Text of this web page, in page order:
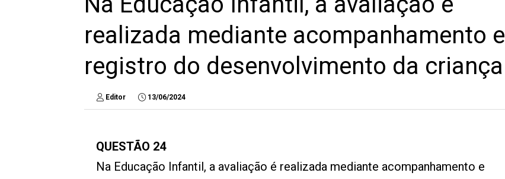
realizada mediante acompanhamento e
registro do desenvolvimento da criança
Editor 13/06/2024
QUESTÃO 24
Na Educação Infantil, a avaliação é realizada mediante acompanhamento e